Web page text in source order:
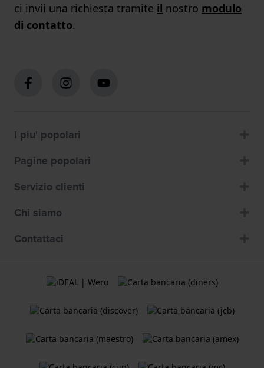
ci invii una richiesta tramite il nostro modulo
di contatto.
I piu' popolari
Pagine popolari
Servizio clienti
Chi siamo
Contattaci